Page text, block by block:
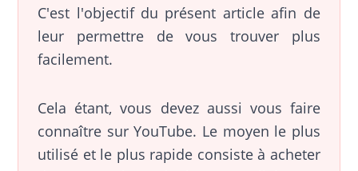
C'est l'objectif du présent article afin de
leur permettre de vous trouver plus
facilement.
Cela étant, vous devez aussi vous faire
connaître sur YouTube. Le moyen le plus
utilisé et le plus rapide consiste à acheter